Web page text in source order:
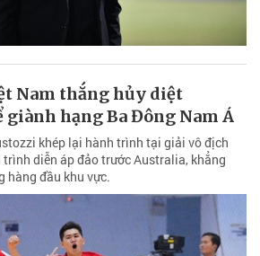
Nam thắng hủy diệt
hạng Ba Đông Nam Á
khép lại hành trình tại giải vô địch
diễn áp đảo trước Australia, khẳng
hàng đầu khu vực.